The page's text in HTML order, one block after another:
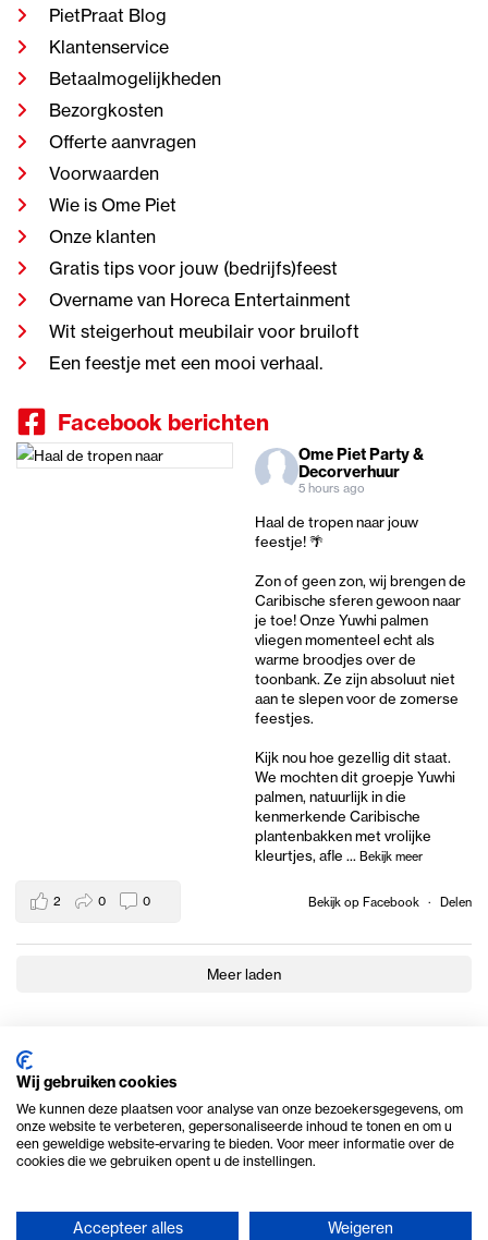
PietPraat Blog
Klantenservice
Betaalmogelijkheden
Bezorgkosten
Offerte aanvragen
Voorwaarden
Wie is Ome Piet
Onze klanten
Gratis tips voor jouw (bedrijfs)feest
Overname van Horeca Entertainment
Wit steigerhout meubilair voor bruiloft
Een feestje met een mooi verhaal.
Facebook berichten
Ome Piet Party &
Decorverhuur
5 hours ago
Haal de tropen naar jouw
feestje! 🌴
Zon of geen zon, wij brengen de
Caribische sferen gewoon naar
je toe! Onze Yuwhi palmen
vliegen momenteel echt als
warme broodjes over de
toonbank. Ze zijn absoluut niet
aan te slepen voor de zomerse
feestjes.
Kijk nou hoe gezellig dit staat.
We mochten dit groepje Yuwhi
palmen, natuurlijk in die
kenmerkende Caribische
plantenbakken met vrolijke
kleurtjes, afle ... Bekijk meer
Bekijk op Facebook · Delen
2 0 0
Meer laden
Wij gebruiken cookies
We kunnen deze plaatsen voor analyse van onze bezoekersgegevens, om
onze website te verbeteren, gepersonaliseerde inhoud te tonen en om u
een geweldige website-ervaring te bieden. Voor meer informatie over de
cookies die we gebruiken opent u de instellingen.
Accepteer alles Weigeren